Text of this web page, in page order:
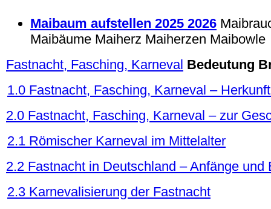
Maibaum aufstellen 2025 2026
Maibäume Maiherz Maiherzen Maibowle
Fastnacht, Fasching, Karneval Bedeutung
1.0 Fastnacht, Fasching, Karneval –
2.0 Fastnacht, Fasching, Karneval – zur
2.1 Römischer Karneval im Mittelalter
2.2 Fastnacht in Deutschland – Anfänge und
2.3 Karnevalisierung der Fastnacht